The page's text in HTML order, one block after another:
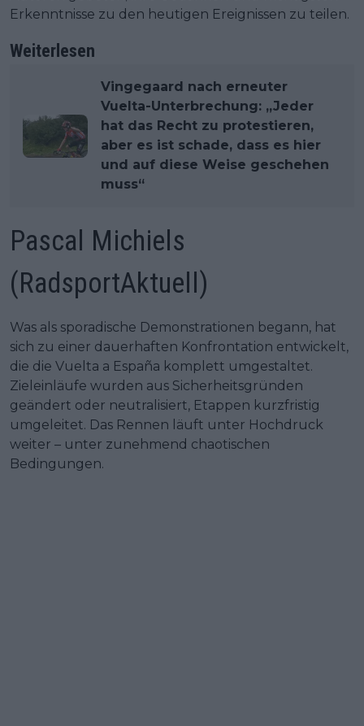
Erkenntnisse zu den heutigen Ereignissen zu teilen.
Weiterlesen
Vingegaard nach erneuter
Vuelta-Unterbrechung: „Jeder
hat das Recht zu protestieren,
aber es ist schade, dass es hier
und auf diese Weise geschehen
muss“
Pascal Michiels
(RadsportAktuell)
Was als sporadische Demonstrationen begann, hat
sich zu einer dauerhaften Konfrontation entwickelt,
die die Vuelta a España komplett umgestaltet.
Zieleinläufe wurden aus Sicherheitsgründen
geändert oder neutralisiert, Etappen kurzfristig
umgeleitet. Das Rennen läuft unter Hochdruck
weiter – unter zunehmend chaotischen
Bedingungen.